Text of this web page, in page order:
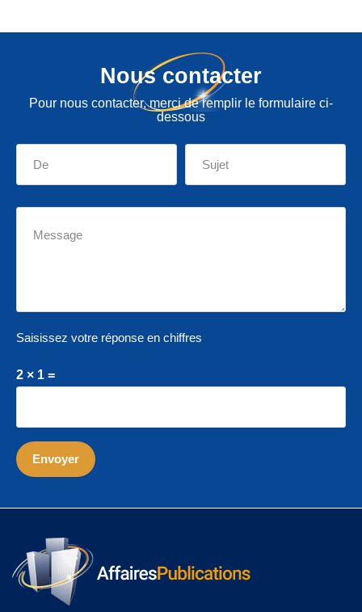
Nous contacter
Pour nous contacter, merci de remplir le formulaire ci-
dessous
Saisissez votre réponse en chiffres
2 × 1 =